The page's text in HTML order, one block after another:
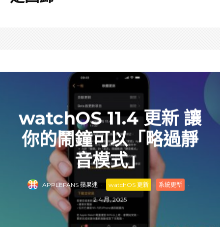
watchOS 11.4 更新 讓
你的鬧鐘可以「略過靜
音模式」
APPLEFANS 蘋果迷 · watchOS 更新 系統更新
·
2 4 月, 2025